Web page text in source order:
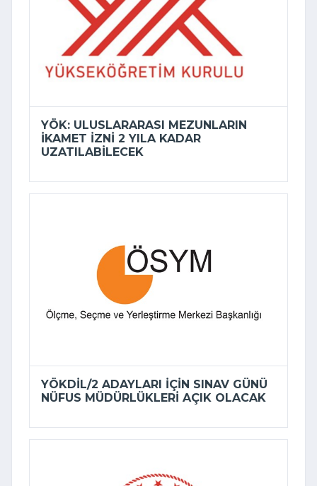
YÖK: ULUSLARARASI MEZUNLARIN
IKAMET IZNI 2 YILA KADAR
UZATILABILECEK
YÖKDİL/2 ADAYLARI IÇIN SINAV GÜNÜ
NÜFUS MÜDÜRLÜKLERI AÇIK OLACAK